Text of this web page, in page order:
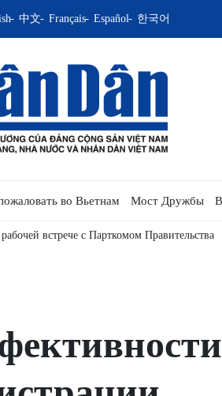
中文 Français Español 한국어
во Вьетнам Мост Дружбы
встрече с Парткомом Правительства